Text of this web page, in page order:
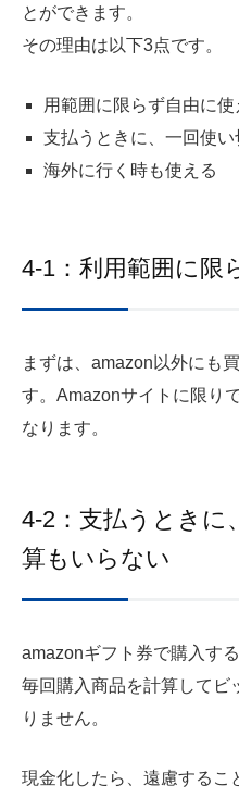
とができます。
その理由は以下3点です。
用範囲に限らず自由に使
支払うときに、一回使
海外に行く時も使える
4-1：利用範囲に限
まずは、amazon以外にも
す。Amazonサイトに限り
なります。
4-2：支払うときに
算もいらない
amazonギフト券で購入す
毎回購入商品を計算してビ
りません。
現金化したら、遠慮するこ